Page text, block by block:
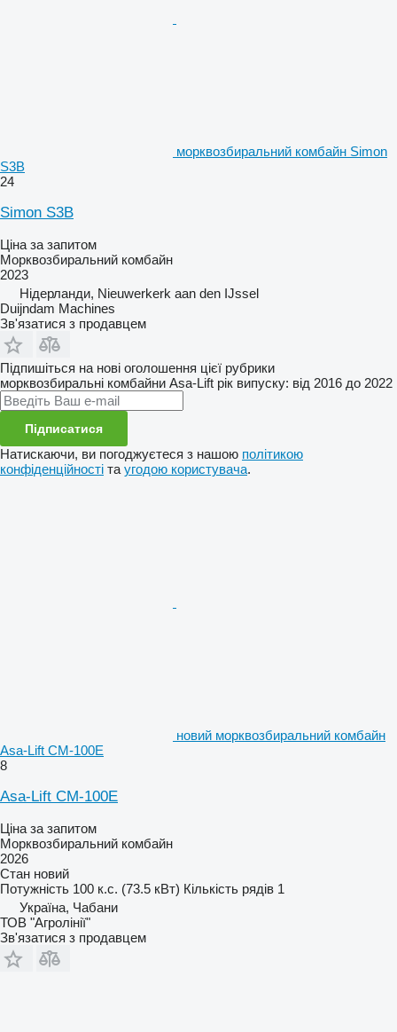
морквозбиральний комбайн Simon
S3B
24
Simon S3B
Ціна за запитом
Морквозбиральний комбайн
2023
Нідерланди, Nieuwerkerk aan den IJssel
Duijndam Machines
Зв'язатися з продавцем
Підпишіться на нові оголошення цієї рубрики
морквозбиральні комбайни Asa-Lift рік випуску: від 2016 до 2022
Підписатися
Натискаючи, ви погоджуєтеся з нашою політикою
конфіденційності та угодою користувача.
новий морквозбиральний комбайн
Asa-Lift CM-100E
8
Asa-Lift CM-100E
Ціна за запитом
Морквозбиральний комбайн
2026
Стан новий
Потужність 100 к.с. (73.5 кВт) Кількість рядів 1
Україна, Чабани
ТОВ "Агролінії"
Зв'язатися з продавцем